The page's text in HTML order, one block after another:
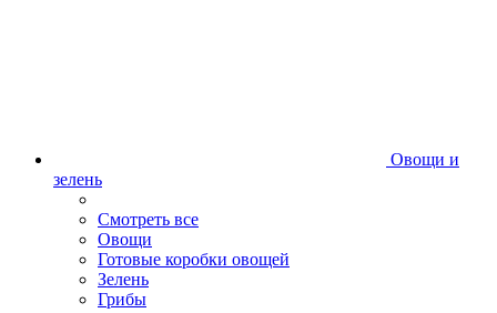
Овощи и
зелень
Смотреть все
Овощи
Готовые коробки овощей
Зелень
Грибы